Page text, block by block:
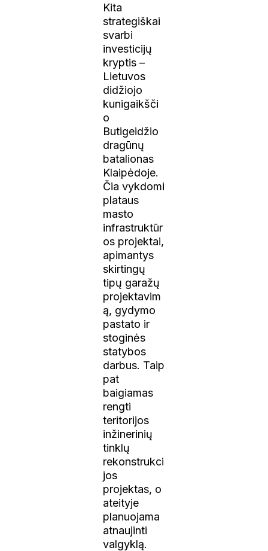
Kita
strategiškai
svarbi
investicijų
kryptis –
Lietuvos
didžiojo
kunigaikšči
o
Butigeidžio
dragūnų
batalionas
Klaipėdoje.
Čia vykdomi
plataus
masto
infrastruktūr
os projektai,
apimantys
skirtingų
tipų garažų
projektavim
ą, gydymo
pastato ir
stoginės
statybos
darbus. Taip
pat
baigiamas
rengti
teritorijos
inžinerinių
tinklų
rekonstrukci
jos
projektas, o
ateityje
planuojama
atnaujinti
valgyklą.